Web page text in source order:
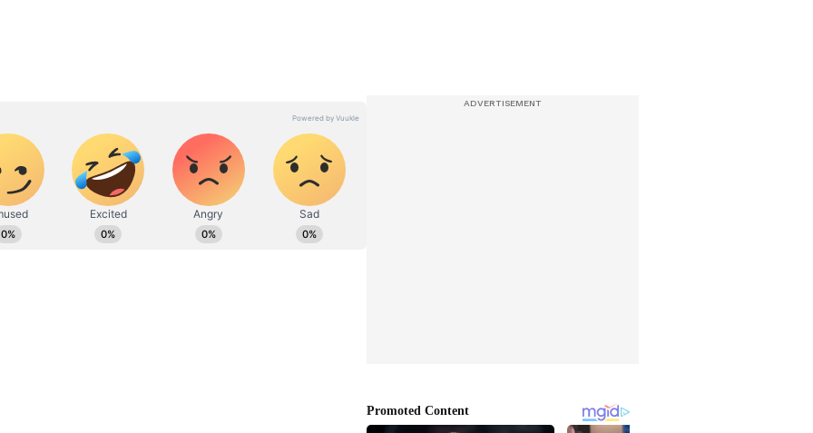
ಸಂಪಾದಕ. ಸಿನಿಮಾ, ಲೈಫ್‌ಸ್ಟೈಲ್, ರಾಜಕೀಯ ಸುದ್ದಿಗಳ ಬಗ್ಗೆ
ಎಕ್ಸ್‌ಪ್ರೆಸ್‌, ಒನ್‌ ಇಂಡಿಯಾ ಕನ್ನಡ ಹಾಗೂ ವಿಜಯ ಕರ್ನಾಟಕ
15 ವರ್ಷಗಳಿಂದ ನಿರಂತರ ಬರವಣಿಗೆ ಉದ್ಯೋಗದಲ್ಲಿದ್ದೇನೆ. ಸುದ್ದಿ
ಕೆಲಸ ಮಾಡಿದ್ದೇನೆ. ಉತ್ತರ ಕನ್ನಡ ಜಿಲ್ಲೆ ಶಿರಸಿ ಹುಟ್ಟೂರು.
ಕಲಾ ವಿಭಾಗದಲ್ಲಿ ಪದವಿ ಪಡೆದಿದ್ದೇನೆ. ಸಾಮಾಜಿಕ ಕಳಕಳಿಗೆ ಹೆಚ್ಚಿನ